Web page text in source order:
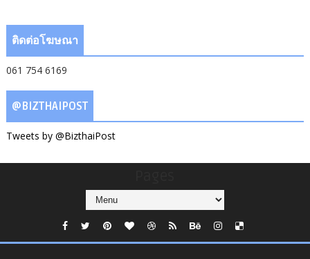
ติดต่อโฆษณา
061 754 6169
@BIZTHAIPOST
Tweets by @BizthaiPost